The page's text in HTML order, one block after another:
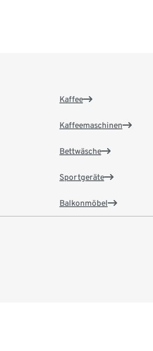
Kaffee
Kaffeemaschinen
Bettwäsche
Sportgeräte
Balkonmöbel